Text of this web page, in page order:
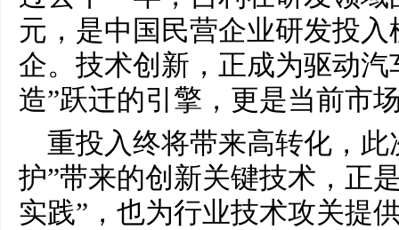
元，是中国民营企业研发投
企。技术创新，正成为驱动汽
造”跃迁的引擎，更是当前市
重投入终将带来高转化，
护”带来的创新关键技术，正
实践”，也为行业技术攻关提